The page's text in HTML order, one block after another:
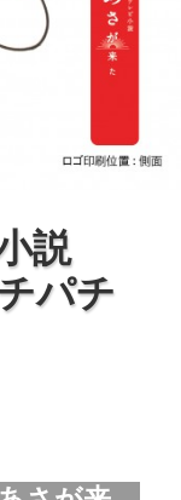
説
パチ